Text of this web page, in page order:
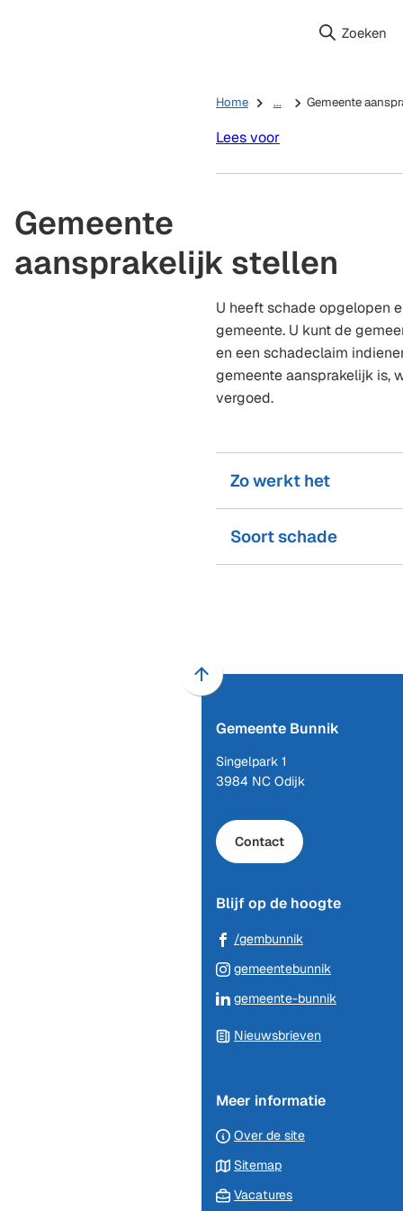
Zoeken
Home ... Gemeente
Lees voor
Gemeente
aansprakelijk stellen
U heeft schade opgelopen
gemeente. U kunt de
en een schadeclaim
gemeente aansprakelijk is,
vergoed.
Zo werkt het
Soort schade
Scroll
boven
naar
het
de
paginainhoud
Gemeente Bunnik
Singelpark 1
3984 NC Odijk
Contact
Blijf op de hoogte
/gembunnik(Verwijst
naar
externe
gemeentebunnik(Verwijst
naar
gemeente-bunnik(Verwijst
Nieuwsbrieven
Meer informatie
Over de site
Sitemap
Vacatures